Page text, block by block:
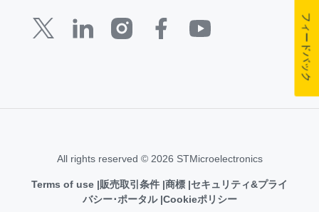
All rights reserved © 2026 STMicroelectronics
Terms of use 販売取引条件 商標 セキュリティ&プライ
バシー･ポータル Cookieポリシー
フィードバック